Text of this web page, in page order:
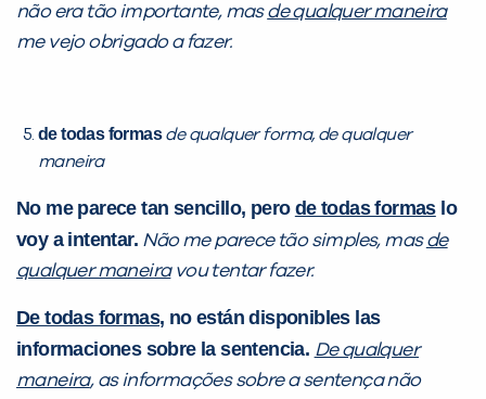
não era tão importante, masde qualquer maneira
me vejo obrigado a fazer.
de todas formasde qualquer forma, de qualquer
maneira
No me parece tan sencillo, pero de todas formaslo
voy a intentar. Não me parece tão simples, masde
qualquer maneiravou tentar fazer.
De todas formas, no están disponibles las
informaciones sobre la sentencia. De qualquer
maneira, as informações sobre a sentença não